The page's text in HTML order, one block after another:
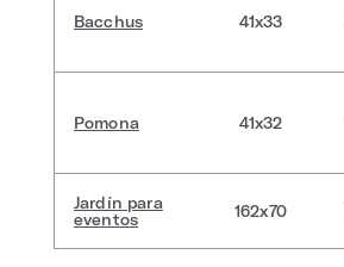
Bacchus 41x33
Pomona 41x32
Jardín para
eventos
162x70